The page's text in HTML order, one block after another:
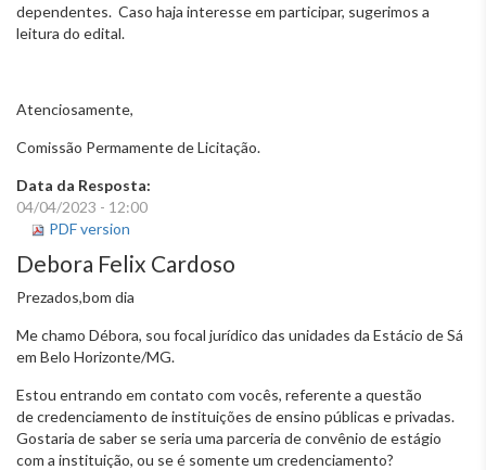
dependentes. Caso haja interesse em participar, sugerimos a
leitura do edital.
Atenciosamente,
Comissão Permamente de Licitação.
Data da Resposta:
04/04/2023 - 12:00
PDF version
Debora Felix Cardoso
Prezados,bom dia
Me chamo Débora, sou focal jurídico das unidades da Estácio de Sá
em Belo Horizonte/MG.
Estou entrando em contato com vocês, referente a questão
de credenciamento de instituições de ensino públicas e privadas.
Gostaria de saber se seria uma parceria de convênio de estágio
com a instituição, ou se é somente um credenciamento?